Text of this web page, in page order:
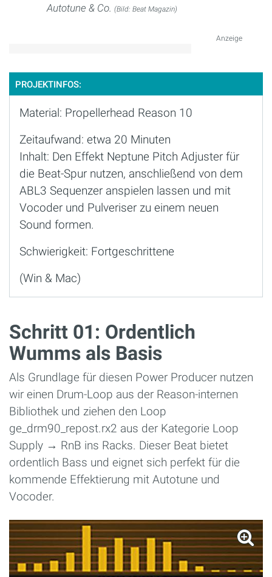
Autotune & Co. (Bild: Beat Magazin)
Anzeige
PROJEKTINFOS:
Material: Propellerhead Reason 10
Zeitaufwand: etwa 20 Minuten
Inhalt: Den Effekt Neptune Pitch Adjuster für
die Beat-Spur nutzen, anschließend von dem
ABL3 Sequenzer anspielen lassen und mit
Vocoder und Pulveriser zu einem neuen
Sound formen.
Schwierigkeit: Fortgeschrittene
(Win & Mac)
Schritt 01: Ordentlich
Wumms als Basis
Als Grundlage für diesen Power Producer nutzen
wir einen Drum-Loop aus der Reason-internen
Bibliothek und ziehen den Loop
ge_drm90_repost.rx2 aus der Kategorie Loop
Supply → RnB ins Racks. Dieser Beat bietet
ordentlich Bass und eignet sich perfekt für die
kommende Effektierung mit Autotune und
Vocoder.